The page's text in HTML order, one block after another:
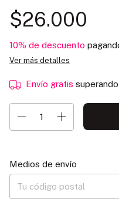
$26.000
10% de descuento
Ver más detalles
Envío gratis
Entregas para el CP:
Medios de envío